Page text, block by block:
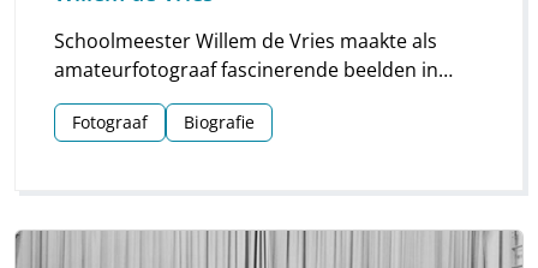
Schoolmeester Willem de Vries maakte als
amateurfotograaf fascinerende beelden in
Linde en omgeving. Groepsfoto’s van
schoolkinderen, portretten en beelden van
Fotograaf Biografie